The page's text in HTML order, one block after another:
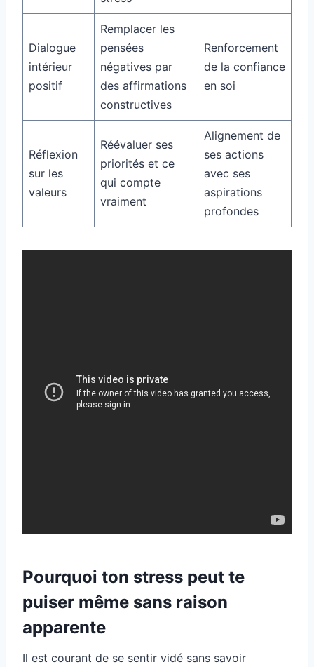
Dialogue
intérieur
positif
Remplacer les
pensées
négatives par
des affirmations
constructives
Renforcement
de la confiance
en soi
Réflexion
sur les
valeurs
Réévaluer ses
priorités et ce
qui compte
vraiment
Alignement de
ses actions
avec ses
aspirations
profondes
Pourquoi ton stress peut te
puiser même sans raison
apparente
Il est courant de se sentir vidé sans savoir